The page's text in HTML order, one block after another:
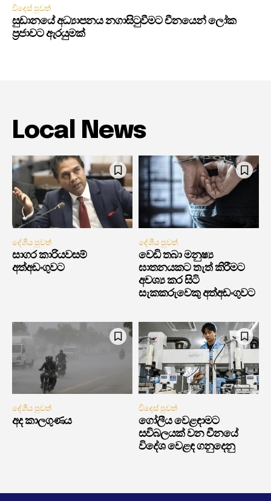
විදෙස් පුවත්
සුඩානයේ අධ්‍යාපනය නගාසිටුවීමට චීනයෙන් ලෝක
ප්‍රජාවට ඇරයුමක්
Local News
දේශීය පුවත්
සාගර කාරියවසම්
අත්අඩංගුවට
දේශීය පුවත්
වෙඩි තබා මනුෂ්‍ය
ඝාතනයකට තැත් කිරීමට
අවශ්‍ය කර සිටි
සැකකරුවෙකු අත්අඩංගුවට
දේශීය පුවත්
අද කාලගුණය
විදෙස් පුවත්
ගෝලීය වෙළඳාමට
සවිබලයක් වන චීනයේ
විදේශ වෙළඳ ගනුදෙනු